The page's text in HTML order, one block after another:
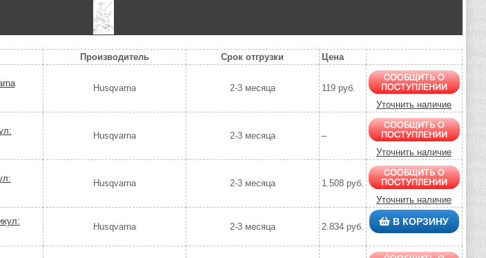
Производитель Срок отгрузки Цена
Husqvarna 2-3 месяца
119 руб.
Уточнить наличие
Husqvarna 2-3 месяца
–
Уточнить наличие
Husqvarna 2-3 месяца
1.508 руб.
Уточнить наличие
Husqvarna 2-3 месяца 2.834 руб. В КОРЗИНУ